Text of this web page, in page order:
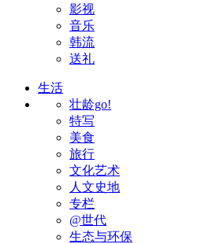
影视
音乐
韩流
送礼
生活
壮龄go!
特写
美食
旅行
文化艺术
人文史地
专栏
@世代
生态与环保